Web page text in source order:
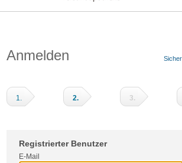
Anmelden
1. 2. 3.
Registrierter Benutzer
E-Mail